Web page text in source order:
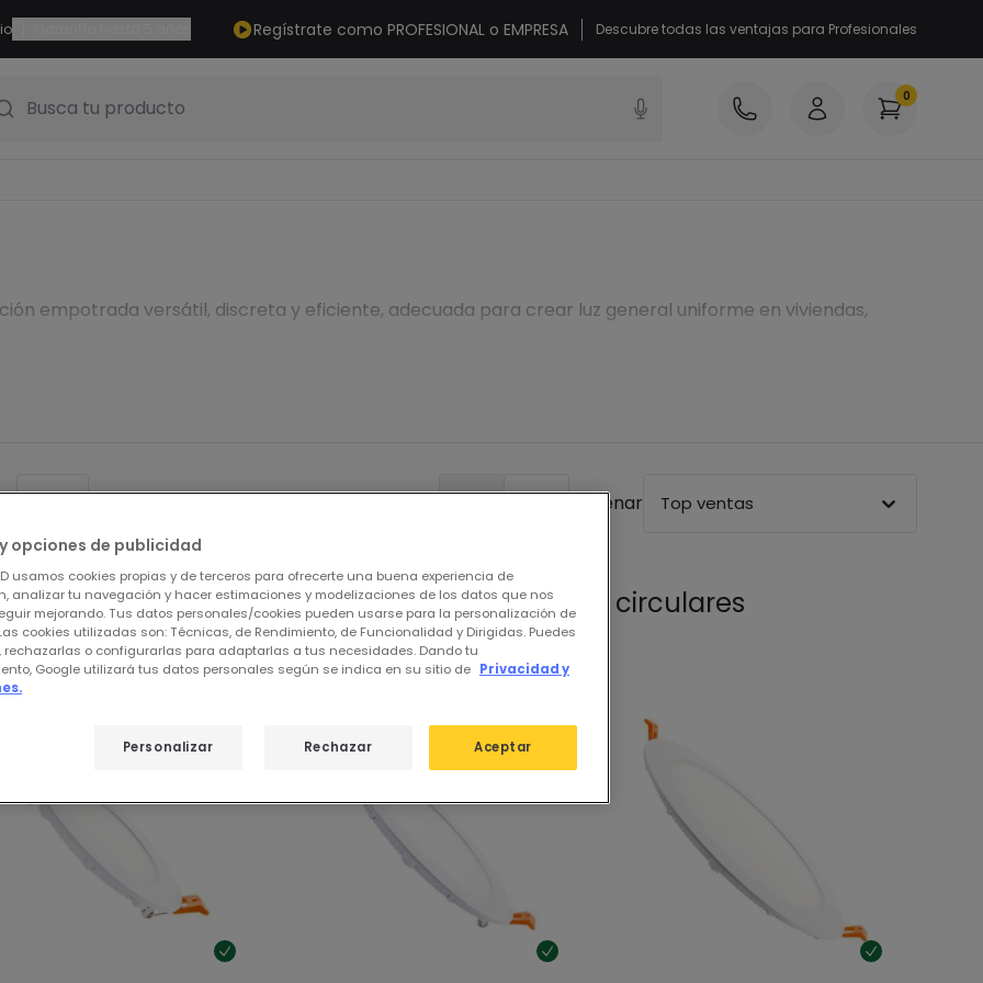
Regístrate como PROFESIONAL o EMPRESA Descubre todas las ventajas para Profesionales
Busca tu producto 0
empotrada versátil, discreta y eficiente, adecuada para crear luz general uniforme en viviendas,
Ordenar Top ventas
productos destacados deDownlights LED circulares
opciones de publicidad
usamos cookies propias y de terceros para ofrecerte una buena experiencia de
analizar tu navegación y hacer estimaciones y modelizaciones de los datos que nos
mejorando. Tus datos personales/cookies pueden usarse para la personalización de
cookies utilizadas son: Técnicas, de Rendimiento, de Funcionalidad y Dirigidas. Puedes
rechazarlas o configurarlas para adaptarlas a tus necesidades. Dando tu
Google utilizará tus datos personales según se indica en su sitio de Privacidad y
Rechazar Aceptar
Personalizar